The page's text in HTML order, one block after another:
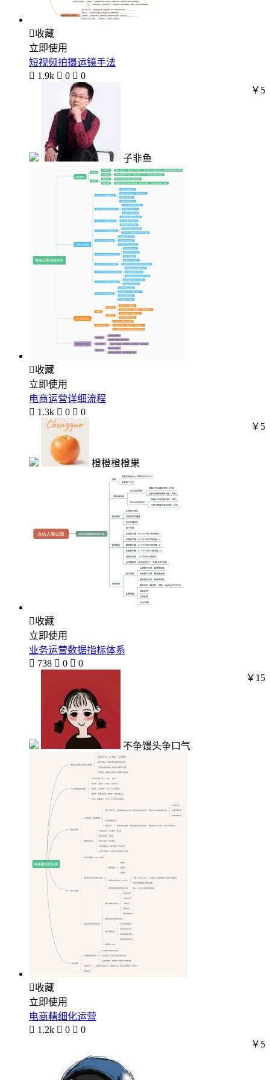
收藏
立即使用
短视频拍摄运镜手法
 1.9k  0  0
子非鱼
￥5
收藏
立即使用
电商运营详细流程
 1.3k  0  0
橙橙橙橙果
￥5
收藏
立即使用
业务运营数据指标体系
 738  0  0
不争馒头争口气
￥15
收藏
立即使用
电商精细化运营
 1.2k  0  0
￥5